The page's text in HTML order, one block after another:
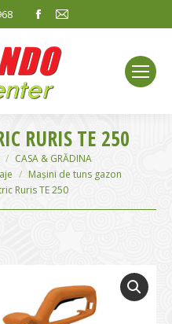
Facebook
opens
in
new
window
Mail
window
RURIS TE 250
CASA & GRĂDINA
Mașini de tuns gazon
Ruris TE 250